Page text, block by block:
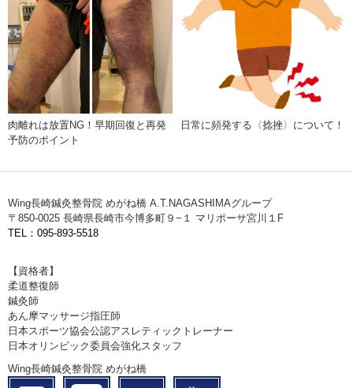
肉離れは放置NG！早期回復と再発
予防のポイント
日常に頻発する〈捻挫〉について！
Wing長崎鍼灸整骨院 めがね橋 A.T.NAGASHIMAグループ
〒850-0025 長崎県長崎市今博多町９−１ マリポーサ宮川１F
TEL：095-893-5518
【資格者】
柔道整復師
鍼灸師
あん摩マッサージ指圧師
日本スポーツ協会公認アスレティックトレーナー
日本オリンピック委員会強化スタッフ
Wing長崎鍼灸整骨院 めがね橋